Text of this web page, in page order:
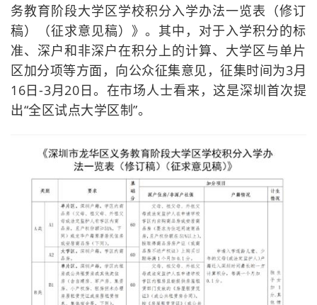
务教育阶段大学区学校积分入学办法一览表（修订
稿）（征求意见稿）》。其中，对于入学积分的标
准、深户和非深户在积分上的计算、大学区与单片
区加分项等方面，向公众征集意见，征集时间为3月
16日-3月20日。在市场人士看来，这是深圳首次提
出“全区试点大学区制”。